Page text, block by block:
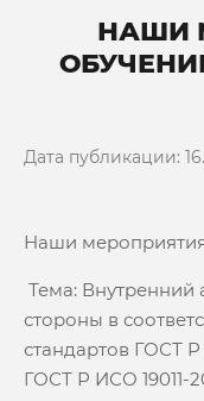
НАШИ
Дата публикации:
Наши
Тема: Внутренний
стороны в
стандартов ГОСТ Р
ГОСТ Р ИСО 19011-